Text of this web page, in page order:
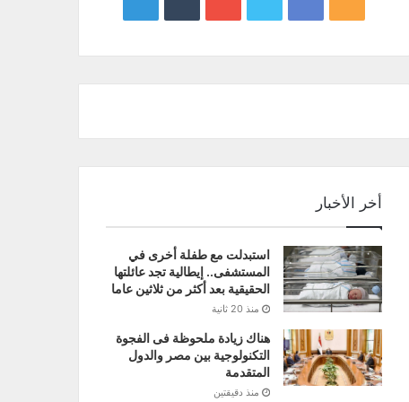
أخر الأخبار
استبدلت مع طفلة أخرى في
المستشفى.. إيطالية تجد عائلتها
الحقيقية بعد أكثر من ثلاثين عاما
منذ 20 ثانية
هناك زيادة ملحوظة فى الفجوة
التكنولوجية بين مصر والدول
المتقدمة‎‎
منذ دقيقتين